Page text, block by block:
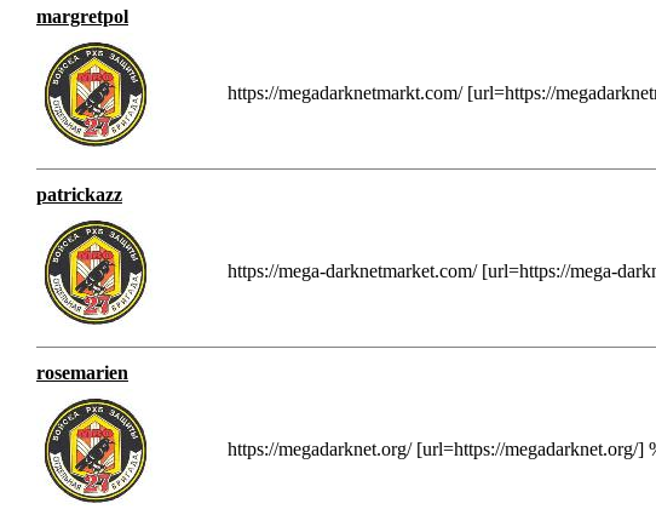
margretpol
https://megadarknetmarkt.com/ [url=https://
patrickazz
https://mega-darknetmarket.com/ [url=https://mega-
rosemarien
https://megadarknet.org/ [url=https://megadarknet.org/]